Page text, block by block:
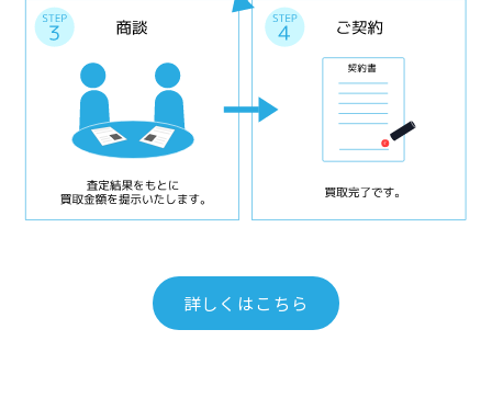
詳しくはこちら